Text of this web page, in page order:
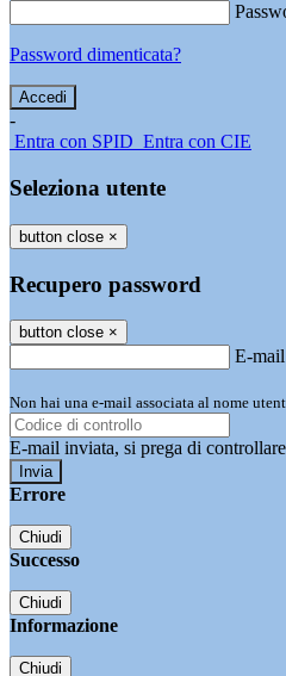
Password dimenticata?
-
Entra con SPID Entra con CIE
Seleziona utente
button close ×
Recupero password
button close ×
E-mail
Non hai una e-mail associata al nome
E-mail inviata, si prega di
Errore
Chiudi
Successo
Chiudi
Informazione
Chiudi